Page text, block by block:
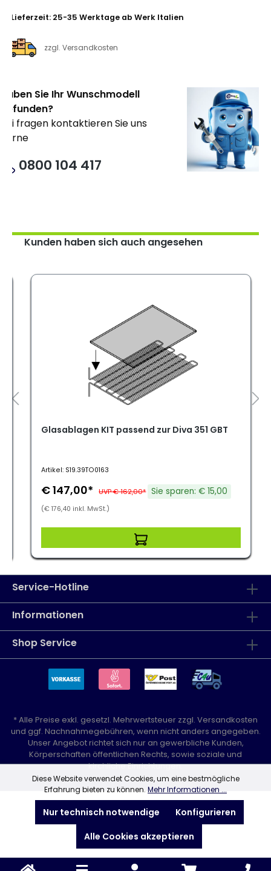
Lieferzeit: 25-35 Werktage ab Werk Italien
zzgl. Versandkosten
Haben Sie Ihr Wunschmodell
gefunden?
Bei fragen kontaktieren Sie uns
gerne
0800 104 417
Kunden haben sich auch angesehen
Glasablagen KIT passend zur Diva 351 GBT
Artikel: S19.39TO0163
€ 147,00* UVP € 162,00* Sie sparen: € 15,00
(€ 176,40 inkl. MwSt.)
Service-Hotline
Informationen
Shop Service
* Alle Preise exkl. gesetzl. Mehrwertsteuer zzgl. Versandkosten
und ggf. Nachnahmegebühren, wenn nicht anders angegeben.
Unser Angebot richtet sich nur an gewerbliche Kunden,
Körperschaften öffentlichen Rechts, sowie soziale und
kirchliche Einrichtungen.
Diese Website verwendet Cookies, um eine bestmögliche
Erfahrung bieten zu können. Mehr Informationen ...
Nur technisch notwendige
Konfigurieren
Alle Cookies akzeptieren